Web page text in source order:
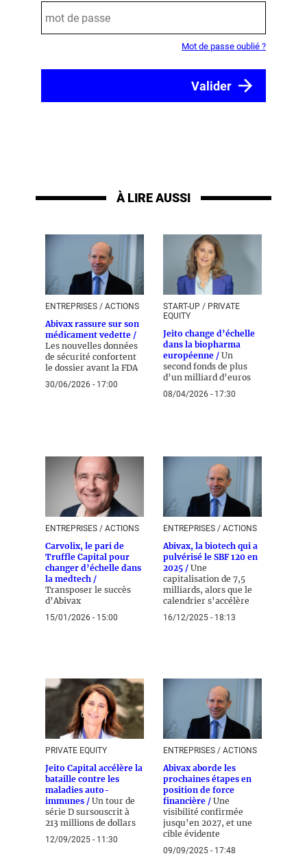
Mot de passe oublié ?
À LIRE AUSSI
ENTREPRISES / ACTIONS
Abivax rassure sur son
médicament vedette /
Les nouvelles données
de sécurité confortent
le dossier avant la FDA
30/06/2026 - 17:00
START-UP / PRIVATE
EQUITY
Jeito change d’échelle
dans la biopharma
européenne / Un
second fonds de plus
d’un milliard d’euros
08/04/2026 - 17:30
ENTREPRISES / ACTIONS
Carvolix, le pari de
Truffle Capital pour
changer d’échelle dans
la medtech /
Transposer le succès
d’Abivax
15/01/2026 - 15:00
ENTREPRISES / ACTIONS
Abivax, la biotech qui a
pulvérisé le SBF 120 en
2025 / Une
capitalisation de 7,5
milliards, alors que le
calendrier s’accélère
16/12/2025 - 18:13
PRIVATE EQUITY
Jeito Capital accélère la
bataille contre les
maladies auto-
immunes / Un tour de
série D sursouscrit à
213 millions de dollars
12/09/2025 - 11:30
ENTREPRISES / ACTIONS
Abivax aborde les
prochaines étapes en
position de force
financière / Une
visibilité confirmée
jusqu’en 2027, et une
cible évidente
09/09/2025 - 17:48